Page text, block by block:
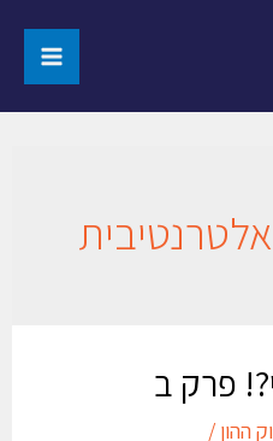
פרק ב
ההון/